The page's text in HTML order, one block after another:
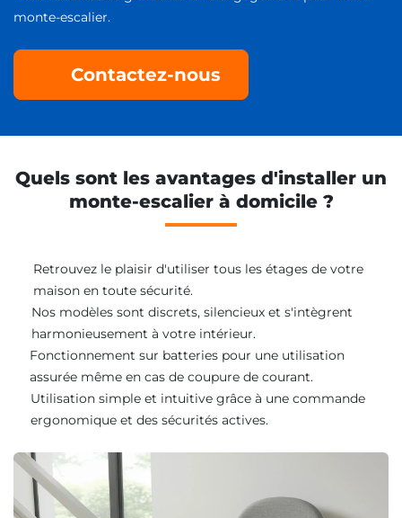
monte-escalier.
Contactez-nous
Quels sont les avantages d'installer un
monte-escalier à domicile ?
Retrouvez le plaisir d'utiliser tous les étages de votre
maison en toute sécurité.
Nos modèles sont discrets, silencieux et s'intègrent
harmonieusement à votre intérieur.
Fonctionnement sur batteries pour une utilisation
assurée même en cas de coupure de courant.
Utilisation simple et intuitive grâce à une commande
ergonomique et des sécurités actives.